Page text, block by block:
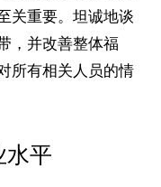
关重要。坦诚地谈
，并改善整体福
所有相关人员的情
水平